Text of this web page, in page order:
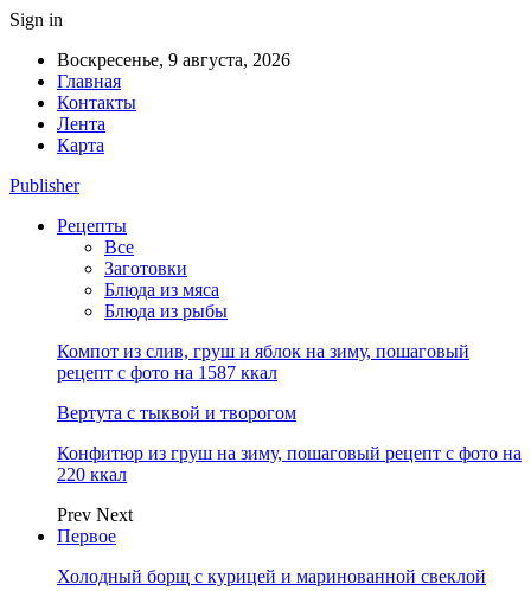
Sign in
Воскресенье, 9 августа, 2026
Главная
Контакты
Лента
Карта
Publisher
Рецепты
Все
Заготовки
Блюда из мяса
Блюда из рыбы
Компот из слив, груш и яблок на зиму, пошаговый
рецепт с фото на 1587 ккал
Вертута с тыквой и творогом
Конфитюр из груш на зиму, пошаговый рецепт с фото на
220 ккал
Prev Next
Первое
Холодный борщ с курицей и маринованной свеклой